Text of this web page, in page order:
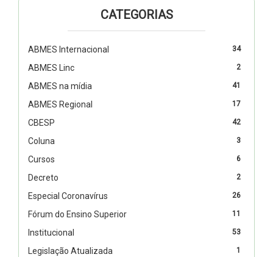
CATEGORIAS
34
ABMES Internacional
2
ABMES Linc
41
ABMES na mídia
17
ABMES Regional
42
CBESP
3
Coluna
6
Cursos
2
Decreto
26
Especial Coronavírus
11
Fórum do Ensino Superior
53
Institucional
1
Legislação Atualizada